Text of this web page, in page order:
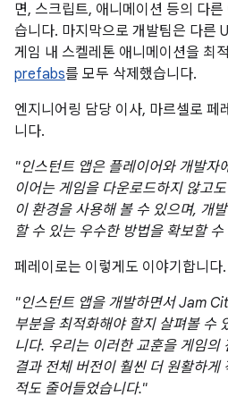
면, 스크립트, 애니메이션 등의 다
습니다. 마지막으로 개발팀은 다른
게임 내 스켈레톤 애니메이션을 최
prefabs를 모두 삭제했습니다.
엔지니어링 담당 이사, 마르셀로 페
니다.
"인스턴트 앱은 플레이어와 개발자
이어는 게임을 다운로드하지 않고
이 환경을 사용해 볼 수 있으며, 개
할 수 있는 우수한 방법을 확보할
페레이로는 이렇게도 이야기합니다.
"인스턴트 앱을 개발하면서 Jam
부분을 최적화해야 할지 살펴볼 수
니다. 우리는 이러한 교훈을 게임의
결과 전체 버전이 훨씬 더 원활하게
적도 줄어들었습니다."